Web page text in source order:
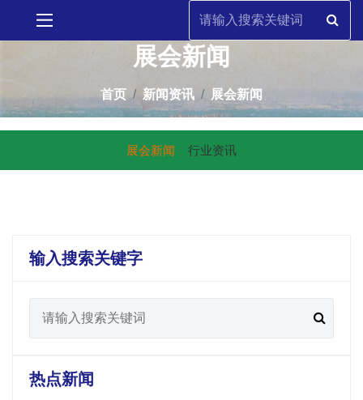
展会新闻
首页 新闻资讯 展会新闻
展会新闻 行业资讯
输入搜索关键字
热点新闻